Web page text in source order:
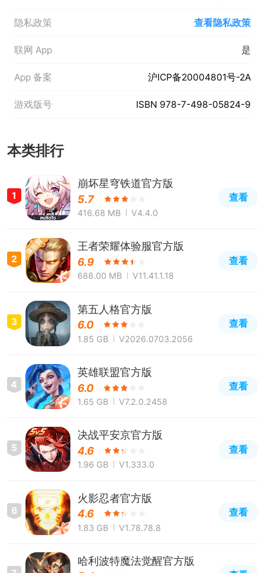
隐私政策 查看隐私政策
联网 App 是
App 备案 沪ICP备20004801号-2A
游戏版号 ISBN 978-7-498-05824-9
本类排行
1
崩坏星穹铁道官方版
5.7
416.68 MB V4.4.0
查看
2
王者荣耀体验服官方版
6.9
688.00 MB V11.41.1.18
查看
3
第五人格官方版
6.0
1.85 GB V2026.0703.2056
查看
4
英雄联盟官方版
6.0
1.65 GB V7.2.0.2458
查看
5
决战平安京官方版
4.6
1.96 GB V1.333.0
查看
6
火影忍者官方版
4.6
1.83 GB V1.78.78.8
查看
哈利波特魔法觉醒官方版